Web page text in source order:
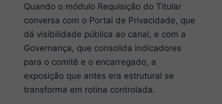
Quando o módulo Requisição do Titular
conversa com o Portal de Privacidade, que
dá visibilidade pública ao canal, e com a
Governança, que consolida indicadores
para o comitê e o encarregado, a
exposição que antes era estrutural se
transforma em rotina controlada.